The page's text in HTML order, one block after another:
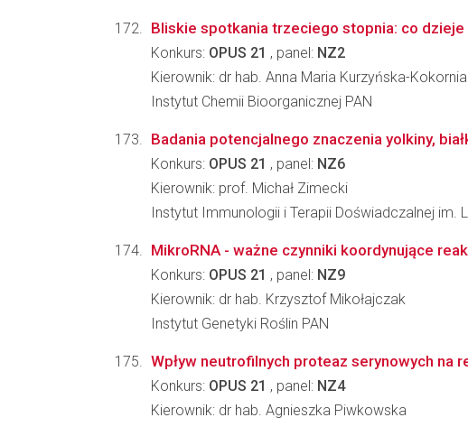
Bliskie spotkania trzeciego stopnia: co dzieje
Konkurs: OPUS 21 , panel: NZ2
Kierownik: dr hab. Anna Maria Kurzyńska-
Instytut Chemii Bioorganicznej PAN
Badania potencjalnego znaczenia yolkiny,
Konkurs: OPUS 21 , panel: NZ6
Kierownik: prof. Michał Zimecki
Instytut Immunologii i Terapii Doświadczalnej im.
MikroRNA - ważne czynniki koordynujące
Konkurs: OPUS 21 , panel: NZ9
Kierownik: dr hab. Krzysztof Mikołajczak
Instytut Genetyki Roślin PAN
Wpływ neutrofilnych proteaz serynowych na
Konkurs: OPUS 21 , panel: NZ4
Kierownik: dr hab. Agnieszka Piwkowska